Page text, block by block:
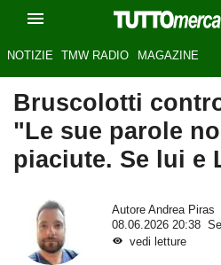
NOTIZIE TMW RADIO MAGAZINE
Bruscolotti
"Le sue parole
piaciute. Se lui e
Autore Andrea Piras
08.06.2026 20:38
vedi letture